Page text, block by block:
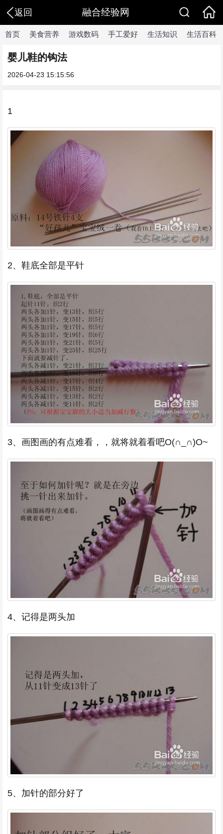
返回 融合经验网
首页 美食营养 游戏数码 手工爱好 生活知识 生活百科
婴儿鞋的钩法
2026-04-23 15:15:56
1
2、鞋底全部是平针
3、画图画的有点难看，，就将就着看吧O(∩_∩)O~
4、记得是两头加
5、加针的部分好了